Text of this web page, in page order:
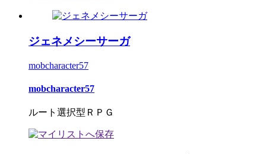
ジェネメシーサーガ
mobcharacter57
mobcharacter57
ルート選択型ＲＰＧ